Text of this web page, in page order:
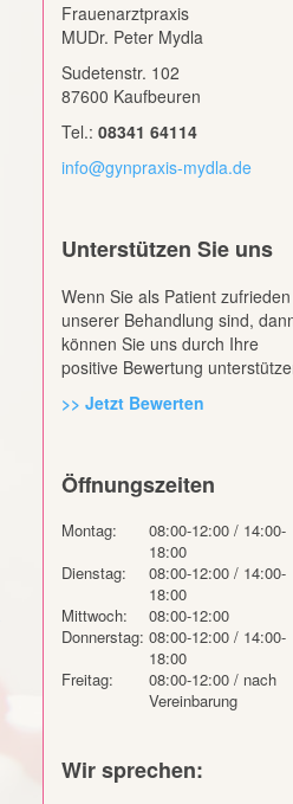
Frauenarztpraxis
MUDr. Peter Mydla
Sudetenstr. 102
87600 Kaufbeuren
Tel.: 08341 64114
info@gynpraxis-mydla.de
Unterstützen Sie uns
Wenn Sie als Patient
unserer Behandlung sind,
können Sie uns durch Ihre
positive Bewertung
>> Jetzt Bewerten
Öffnungszeiten
Montag:
08:00-12:00 / 14:00-
18:00
Dienstag:
08:00-12:00 / 14:00-
18:00
Mittwoch:
08:00-12:00
Donnerstag: 08:00-12:00 / 14:00-
18:00
Freitag:
08:00-12:00 / nach
Vereinbarung
Wir sprechen: